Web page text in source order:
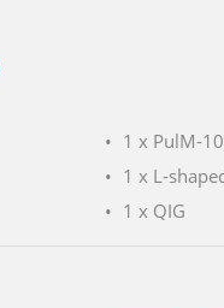
1 x PulM-
1 x L-
1 x QIG